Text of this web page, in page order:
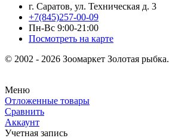
г. Саратов, ул. Техническая д. 3
+7(845)257-00-09
Пн-Вс 9:00-21:00
Посмотреть на карте
© 2002 - 2026 Зоомаркет Золотая рыбка.
Меню
Отложенные товары
Сравнить
Аккаунт
Учетная запись